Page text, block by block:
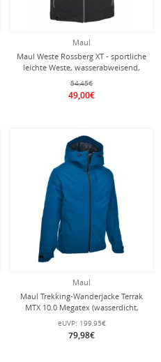
Maul
Maul Weste Rossberg XT - sportliche
leichte Weste, wasserabweisend,
atmungsaktiv - dunkelgrau Herren
54,45€
49,00€
Maul
Maul Trekking-Wanderjacke Terrak
MTX 10.0 Megatex (wasserdicht,
winddicht, atmungsaktiv) blau
Herren
eUVP: 199,95€
79,98€